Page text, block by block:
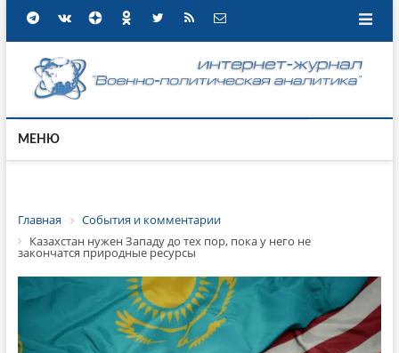
МЕНЮ
Главная
События и комментарии
Казахстан нужен Западу до тех пор, пока у него не
закончатся природные ресурсы